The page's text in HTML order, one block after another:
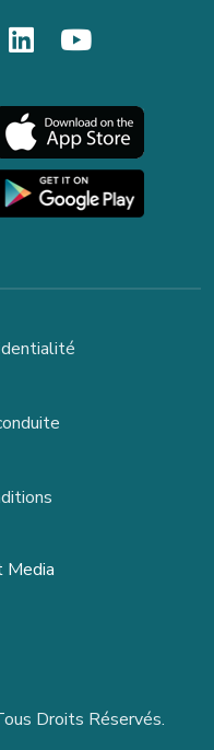
Droits Réservés.
Media